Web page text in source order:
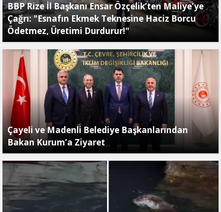
BBP Rize İl Başkanı Ensar Özçelik’ten Maliye’ye
Çağrı: "Esnafın Ekmek Teknesine Haciz Borcu
Ödetmez, Üretimi Durdurur!"
Çayeli ve Madenli Belediye Başkanlarından
Bakan Kurum’a Ziyaret